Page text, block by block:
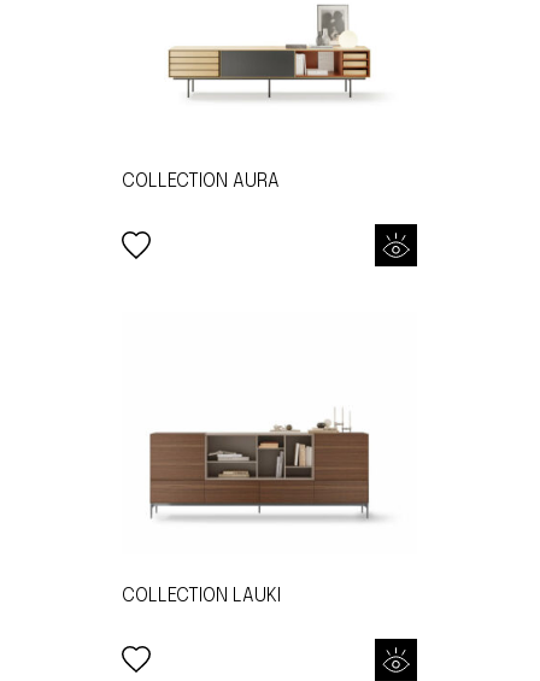
COLLECTION AURA
COLLECTION LAUKI